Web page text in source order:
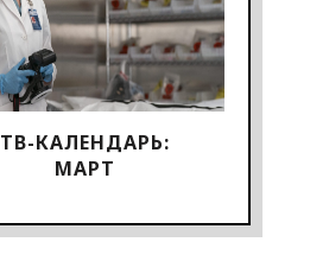
ТВ-КАЛЕНДАРЬ:
МАРТ